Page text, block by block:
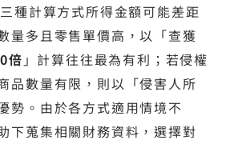
三種計算方式所得金額可能差距
量多且零售單價高，以「查獲
倍 」計算往往最為有利；若侵權
品數量有限，則以「侵害人所
勢。由於各方式適用情境不
下蒐集相關財務資料，選擇對